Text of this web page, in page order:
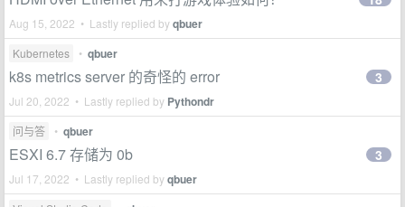
Aug 15, 2022 • Lastly replied byqbuer
Kubernetes • qbuer
k8s metrics server 的奇怪的 error
Jul 20, 2022 • Lastly replied by Pythondr
3
问与答 • qbuer
ESXI 6.7 存储为 0b
Jul 17, 2022 • Lastly replied byqbuer
3